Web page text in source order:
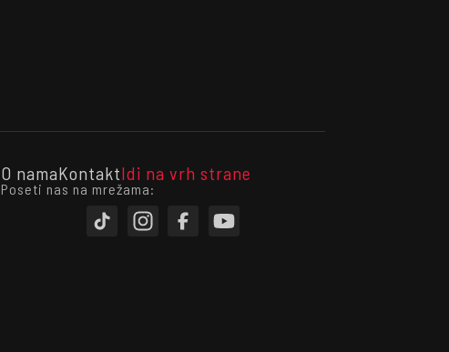
O namaKontaktIdi na vrh strane
Poseti nas na mrežama: